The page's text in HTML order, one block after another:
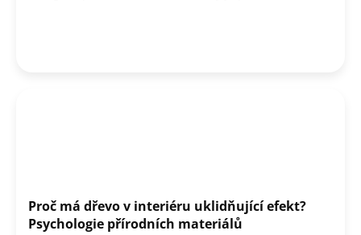
Proč má dřevo v interiéru uklidňující efekt?
Psychologie přírodních materiálů